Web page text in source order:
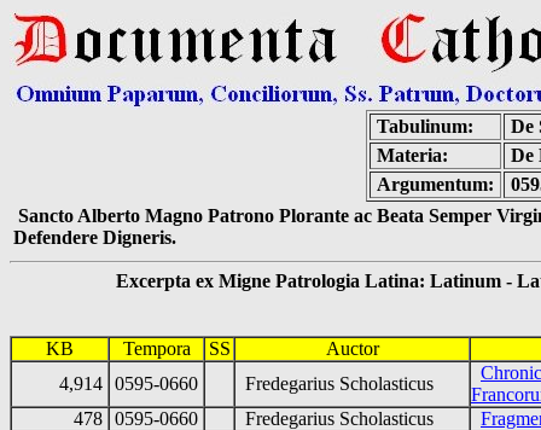
Tabulinum:
De
Materia:
De
Argumentum:
Sancto Alberto Magno Patrono Plorante ac Beata Semper
Defendere Digneris.
Excerpta ex Migne Patrologia Latina: Latinum -
KB Tempora SS
Auctor
4,914 0595-0660 Fredegarius Scholasticus
478 0595-0660 Fredegarius Scholasticus